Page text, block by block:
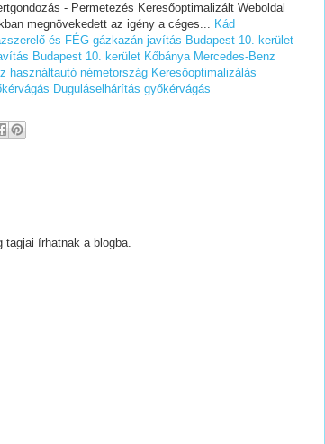
- Permetezés Keresőoptimalizált Weboldal
megnövekedett az igény a céges... Kád
és FÉG gázkazán javítás Budapest 10. kerület
Budapest 10. kerület Kőbánya Mercedes-Benz
használtautó németország Keresőoptimalizálás
Duguláselhárítás győkérvágás
írhatnak a blogba.